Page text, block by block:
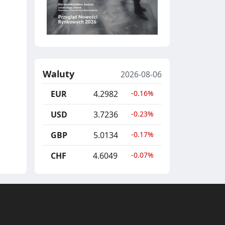
Waluty
2026-08-06
EUR
4.2982 -0.16%
USD 3.7236 -0.23%
GBP 5.0134 -0.17%
CHF 4.6049 -0.07%